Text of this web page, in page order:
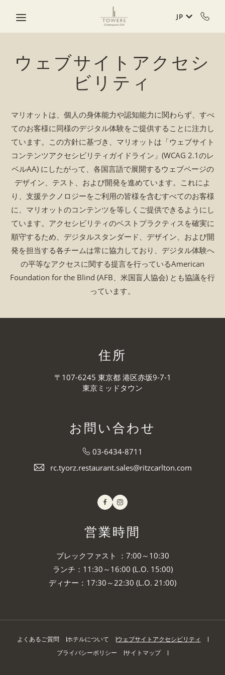
JP
ウェブサイトアクセシ
ビリティ
マリオットは、個人の身体能力や認知能力に関わらず、すべ
てのお客様に同様のデジタル体験をご提供することに注力し
ています。この方針に基づき、マリオットは「ウェブサイト
コンテンツアクセシビリティガイドライン」(WCAG 2.1のレ
ベルAA) にしたがって、各国言語で展開するウェブページの
デザイン、テスト、および開発を進めています。これによ
り、支援テクノロジーをご利用の皆様を含むすべてのお客様
に、マリオットのコンテンツを等しくご提供できるようにし
ています。アクセシビリティのベストプラクティスを確実に
順守するため、デジタルスタンダード、デザイン、および開
発を担当する各チームは常に協力しており、デジタル体験へ
の平等なアクセスに関する提言を行っているAmerican
Foundation for the Blind (AFB、米国盲人協会) とも協議を行
っています。
住所
〒107-6245 東京都 港区赤坂9-7-1
東京ミッドタウン
お問い合わせ
03-6434-8711
rc.tyorz.restaurant.sales@ritzcarlton.com
FacebookInstagram
営業時間
ブレックファスト ：7:00～10:30
ランチ：11:30～16:00 (L.O. 15:00)
ディナー：17:30～22:30 (L.O. 21:00)
よくあるご質問 ホテルについて
ウェブサイトアクセシビリティ
プライバシーポリシー
サイトマップ